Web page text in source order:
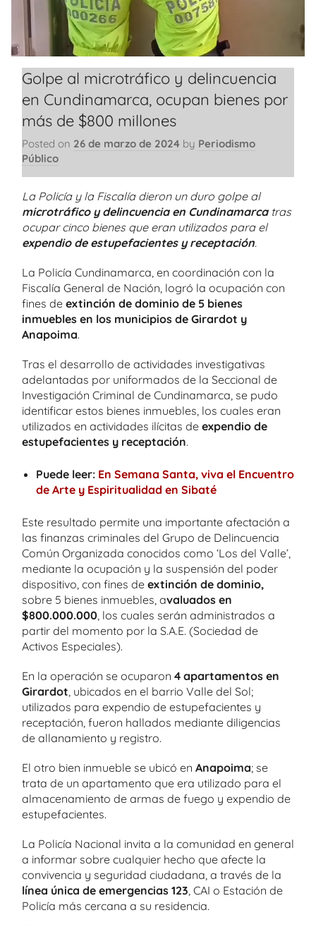
Golpe al microtráfico y delincuencia
en Cundinamarca, ocupan bienes por
más de $800 millones
Posted on 26 de marzo de 2024 by Periodismo
Público
La Policía y la Fiscalía dieron un duro golpe al
microtráfico y delincuencia en Cundinamarcatras
ocupar cinco bienes que eran utilizados para el
expendio de estupefacientes y receptación.
La Policía Cundinamarca, en coordinación con la
Fiscalía General de Nación, logró la ocupación con
fines de extinción de dominio de 5 bienes
inmuebles en los municipios de Girardot y
Anapoima.
Tras el desarrollo de actividades investigativas
adelantadas por uniformados de la Seccional de
Investigación Criminal de Cundinamarca, se pudo
identificar estos bienes inmuebles, los cuales eran
utilizados en actividades ilícitas de expendio de
estupefacientes y receptación.
Puede leer: En Semana Santa, viva el Encuentro
de Arte y Espiritualidad en Sibaté
Este resultado permite una importante afectación a
las finanzas criminales del Grupo de Delincuencia
Común Organizada conocidos como ‘Los del Valle’,
mediante la ocupación y la suspensión del poder
dispositivo, con fines de extinción de dominio,
sobre 5 bienes inmuebles, avaluados en
$800.000.000 , los cuales serán administrados a
partir del momento por la S.A.E. (Sociedad de
Activos Especiales).
En la operación se ocuparon 4 apartamentos en
Girardot , ubicados en el barrio Valle del Sol;
utilizados para expendio de estupefacientes y
receptación, fueron hallados mediante diligencias
de allanamiento y registro.
El otro bien inmueble se ubicó en Anapoima; se
trata de un apartamento que era utilizado para el
almacenamiento de armas de fuego y expendio de
estupefacientes.
La Policía Nacional invita a la comunidad en general
a informar sobre cualquier hecho que afecte la
convivencia y seguridad ciudadana, a través de la
línea única de emergencias 123 , CAI o Estación de
Policía más cercana a su residencia.